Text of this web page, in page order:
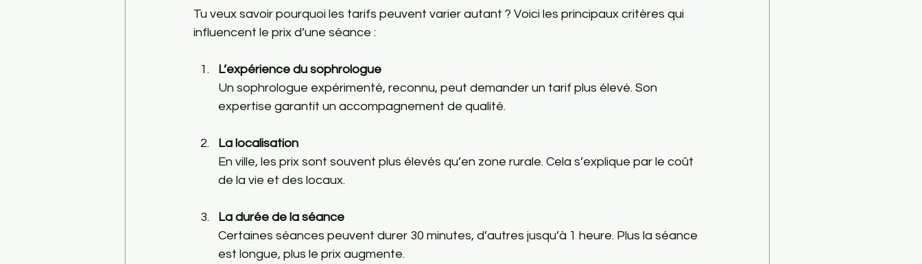
Tu veux savoir pourquoi les tarifs peuvent varier autant ? Voici les principaux critères qui
influencent le prix d’une séance :
L’expérience du sophrologue
Un sophrologue expérimenté, reconnu, peut demander un tarif plus élevé. Son
expertise garantit un accompagnement de qualité.
La localisation
En ville, les prix sont souvent plus élevés qu’en zone rurale. Cela s’explique par le coût
de la vie et des locaux.
La durée de la séance
Certaines séances peuvent durer 30 minutes, d’autres jusqu’à 1 heure. Plus la séance
est longue, plus le prix augmente.